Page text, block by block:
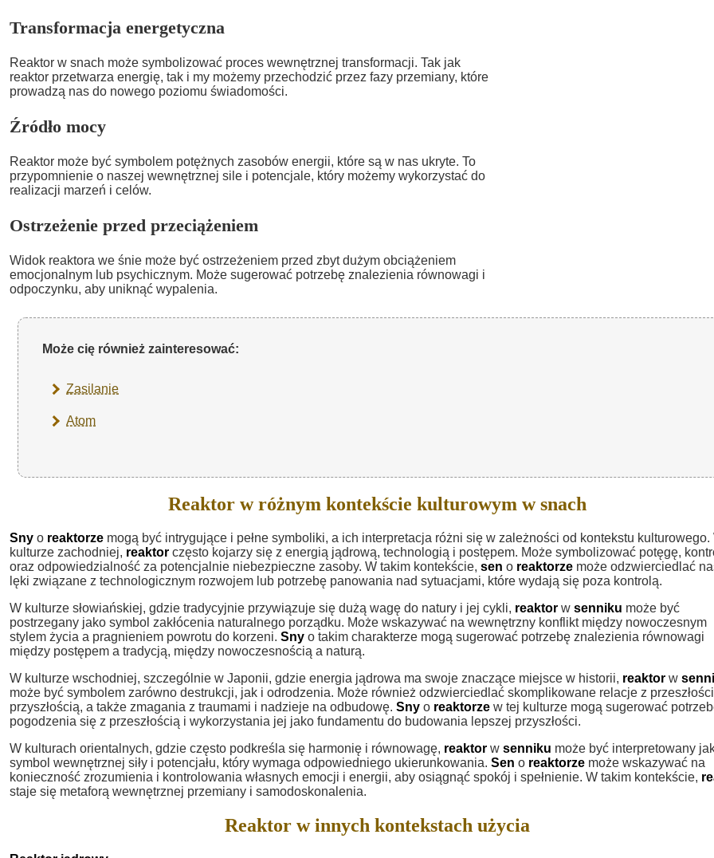
Transformacja energetyczna
Reaktor w snach może symbolizować proces wewnętrznej transformacji. Tak jak
reaktor przetwarza energię, tak i my możemy przechodzić przez fazy przemiany, które
prowadzą nas do nowego poziomu świadomości.
Źródło mocy
Reaktor może być symbolem potężnych zasobów energii, które są w nas ukryte. To
przypomnienie o naszej wewnętrznej sile i potencjale, który możemy wykorzystać do
realizacji marzeń i celów.
Ostrzeżenie przed przeciążeniem
Widok reaktora we śnie może być ostrzeżeniem przed zbyt dużym obciążeniem
emocjonalnym lub psychicznym. Może sugerować potrzebę znalezienia równowagi i
odpoczynku, aby uniknąć wypalenia.
Może cię również zainteresować:
Zasilanie
Atom
Reaktor w różnym kontekście kulturowym w snach
Sny o reaktorze mogą być intrygujące i pełne symboliki, a ich interpretacja różni się w zależności od kontekstu kulturowego.
kulturze zachodniej, reaktor często kojarzy się z energią jądrową, technologią i postępem. Może symbolizować potęgę,
oraz odpowiedzialność za potencjalnie niebezpieczne zasoby. W takim kontekście, sen o reaktorze może odzwierciedlać
lęki związane z technologicznym rozwojem lub potrzebę panowania nad sytuacjami, które wydają się poza kontrolą.
W kulturze słowiańskiej, gdzie tradycyjnie przywiązuje się dużą wagę do natury i jej cykli, reaktor w senniku może być
postrzegany jako symbol zakłócenia naturalnego porządku. Może wskazywać na wewnętrzny konflikt między nowoczesnym
stylem życia a pragnieniem powrotu do korzeni. Sny o takim charakterze mogą sugerować potrzebę znalezienia równowagi
między postępem a tradycją, między nowoczesnością a naturą.
W kulturze wschodniej, szczególnie w Japonii, gdzie energia jądrowa ma swoje znaczące miejsce w historii, reaktor w
może być symbolem zarówno destrukcji, jak i odrodzenia. Może również odzwierciedlać skomplikowane relacje z
przyszłością, a także zmagania z traumami i nadzieje na odbudowę. Sny o reaktorze w tej kulturze mogą sugerować
pogodzenia się z przeszłością i wykorzystania jej jako fundamentu do budowania lepszej przyszłości.
W kulturach orientalnych, gdzie często podkreśla się harmonię i równowagę, reaktor w senniku może być interpretowany
symbol wewnętrznej siły i potencjału, który wymaga odpowiedniego ukierunkowania. Sen o reaktorze może wskazywać na
konieczność zrozumienia i kontrolowania własnych emocji i energii, aby osiągnąć spokój i spełnienie. W takim kontekście,
staje się metaforą wewnętrznej przemiany i samodoskonalenia.
Reaktor w innych kontekstach użycia